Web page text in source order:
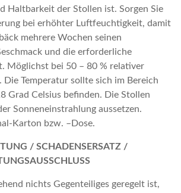
Haltbarkeit der Stollen ist. Sorgen Sie
bei erhöhter Luftfeuchtigkeit, damit
mehrere Wochen seinen
und die erforderliche
Möglichst bei 50 – 80 % relativer
Die Temperatur sollte sich im Bereich
Grad Celsius befinden. Die Stollen
Sonneneinstrahlung aussetzen.
Karton bzw. –Dose.
/ SCHADENSERSATZ /
nichts Gegenteiliges geregelt ist,